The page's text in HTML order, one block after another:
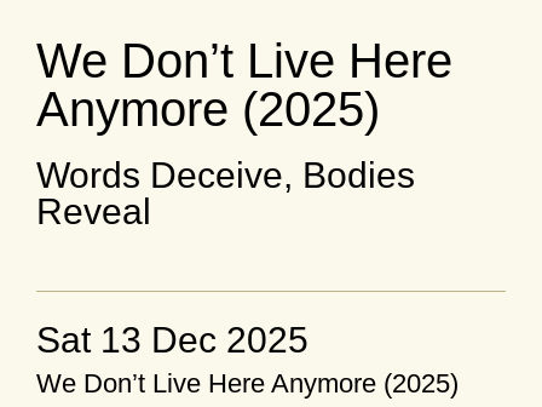
We Don’t Live Here
Anymore (2025)
Words Deceive, Bodies
Reveal
Sat 13 Dec 2025
We Don’t Live Here Anymore (2025)